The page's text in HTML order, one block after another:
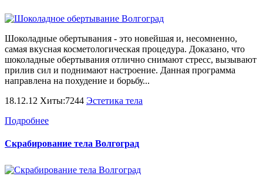
Шоколадные обертывания - это новейшая и, несомненно,
самая вкусная косметологическая процедура. Доказано, что
шоколадные обертывания отлично снимают стресс, вызывают
прилив сил и поднимают настроение. Данная программа
направлена на похудение и борьбу...
18.12.12 Хиты:7244 Эстетика тела
Подробнее
Скрабирование тела Волгоград